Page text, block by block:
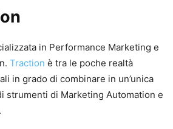
in Performance Marketing e
Traction è tra le poche realtà
in grado di combinare in un’unica
strumenti di Marketing Automation e